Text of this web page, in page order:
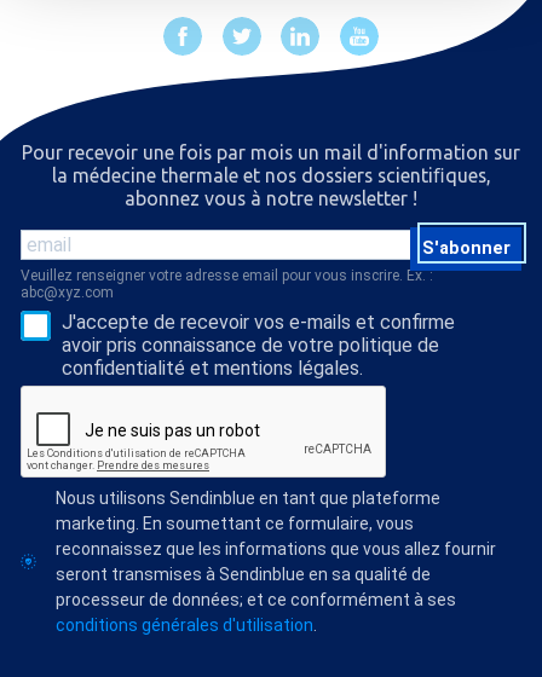
Pour recevoir une fois par mois un mail d'information sur
la médecine thermale et nos dossiers scientiﬁques,
abonnez vous à notre newsletter !
S'abonner
Veuillez renseigner votre adresse email pour vous inscrire. Ex. :
abc@xyz.com
J'accepte de recevoir vos e-mails et confirme
avoir pris connaissance de votre politique de
confidentialité et mentions légales.
Nous utilisons Sendinblue en tant que plateforme
marketing. En soumettant ce formulaire, vous
reconnaissez que les informations que vous allez fournir
seront transmises à Sendinblue en sa qualité de
processeur de données; et ce conformément à ses
conditions générales d'utilisation